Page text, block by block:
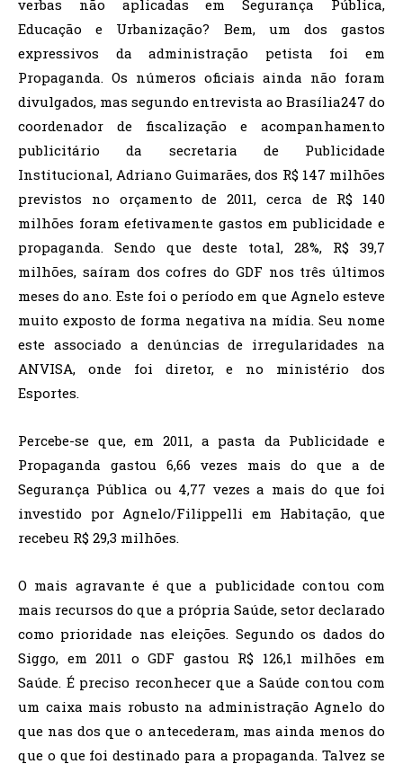
verbas não aplicadas em Segurança Pública,
Educação e Urbanização? Bem, um dos gastos
expressivos da administração petista foi em
Propaganda. Os números oficiais ainda não foram
divulgados, mas segundo entrevista ao Brasília247 do
coordenador de fiscalização e acompanhamento
publicitário da secretaria de Publicidade
Institucional, Adriano Guimarães, dos R$ 147 milhões
previstos no orçamento de 2011, cerca de R$ 140
milhões foram efetivamente gastos em publicidade e
propaganda. Sendo que deste total, 28%, R$ 39,7
milhões, saíram dos cofres do GDF nos três últimos
meses do ano. Este foi o período em que Agnelo esteve
muito exposto de forma negativa na mídia. Seu nome
este associado a denúncias de irregularidades na
ANVISA, onde foi diretor, e no ministério dos
Esportes.
Percebe-se que, em 2011, a pasta da Publicidade e
Propaganda gastou 6,66 vezes mais do que a de
Segurança Pública ou 4,77 vezes a mais do que foi
investido por Agnelo/Filippelli em Habitação, que
recebeu R$ 29,3 milhões.
O mais agravante é que a publicidade contou com
mais recursos do que a própria Saúde, setor declarado
como prioridade nas eleições. Segundo os dados do
Siggo, em 2011 o GDF gastou R$ 126,1 milhões em
Saúde. É preciso reconhecer que a Saúde contou com
um caixa mais robusto na administração Agnelo do
que nas dos que o antecederam, mas ainda menos do
que o que foi destinado para a propaganda. Talvez se